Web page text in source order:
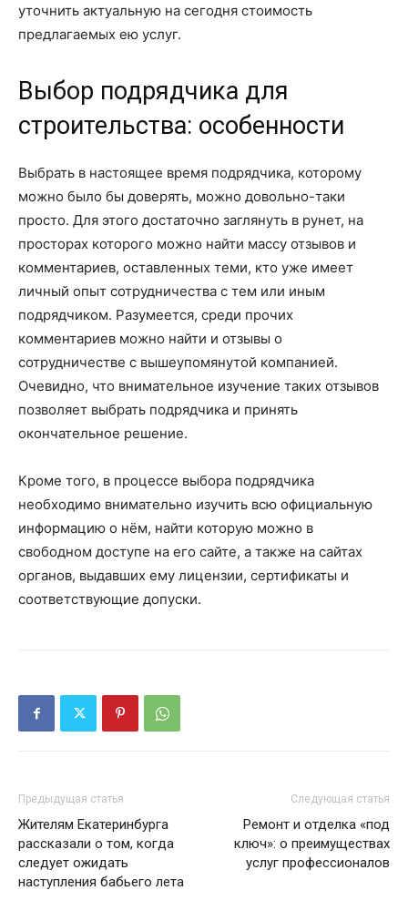
уточнить актуальную на сегодня стоимость
предлагаемых ею услуг.
Выбор подрядчика для
строительства: особенности
Выбрать в настоящее время подрядчика, которому
можно было бы доверять, можно довольно-таки
просто. Для этого достаточно заглянуть в рунет, на
просторах которого можно найти массу отзывов и
комментариев, оставленных теми, кто уже имеет
личный опыт сотрудничества с тем или иным
подрядчиком. Разумеется, среди прочих
комментариев можно найти и отзывы о
сотрудничестве с вышеупомянутой компанией.
Очевидно, что внимательное изучение таких отзывов
позволяет выбрать подрядчика и принять
окончательное решение.
Кроме того, в процессе выбора подрядчика
необходимо внимательно изучить всю официальную
информацию о нём, найти которую можно в
свободном доступе на его сайте, а также на сайтах
органов, выдавших ему лицензии, сертификаты и
соответствующие допуски.
Предыдущая статья
Жителям Екатеринбурга
рассказали о том, когда
следует ожидать
наступления бабьего лета
Следующая статья
Ремонт и отделка «под
ключ»: о преимуществах
услуг профессионалов